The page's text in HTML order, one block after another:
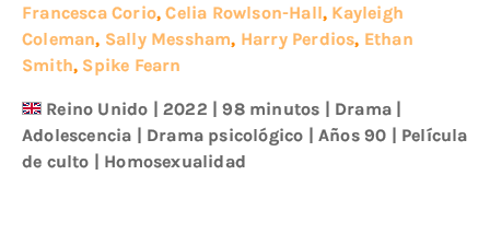
Francesca Corio,Celia Rowlson-Hall, Kayleigh
Coleman, Sally Messham, Harry Perdios, Ethan
Smith, Spike Fearn
Reino Unido |2022 | 98 minutos | Drama |
Adolescencia | Drama psicológico |Años 90 | Película
de culto | Homosexualidad